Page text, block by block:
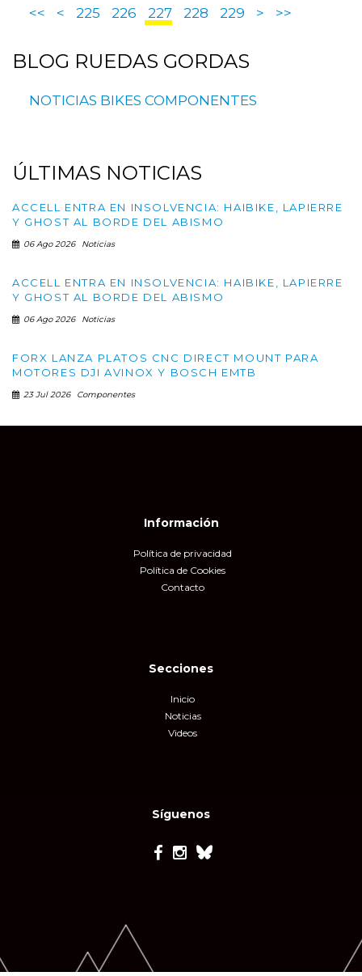
<< < 225 226 227 228 229 > >>
BLOG RUEDAS GORDAS
NOTICIAS BIKES COMPONENTES
ÚLTIMAS NOTICIAS
ACCELL ENTRA EN INSOLVENCIA: HAIBIKE, LAPIERRE
Y GHOST AL BORDE DEL ABISMO
06 Ago 2026 Noticias
ACCELL ENTRA EN INSOLVENCIA: HAIBIKE, LAPIERRE
Y GHOST AL BORDE DEL ABISMO
06 Ago 2026 Noticias
FORX LANZA PLATOS CNC DIRECT MOUNT PARA
MOTORES DJI AVINOX Y BOSCH EMTB
23 Jul 2026 Componentes
Información
Política de privacidad
Política de Cookies
Contacto
Síguenos
Secciones
Inicio
Noticias
Videos